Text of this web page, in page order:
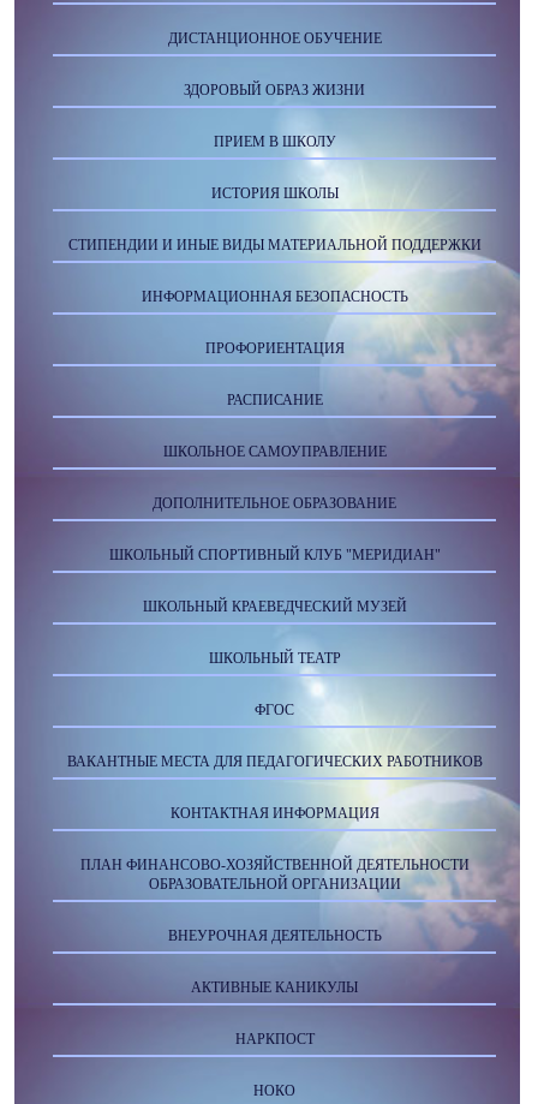
ДИСТАНЦИОННОЕ ОБУЧЕНИЕ
ЗДОРОВЫЙ ОБРАЗ ЖИЗНИ
ПРИЕМ В ШКОЛУ
ИСТОРИЯ ШКОЛЫ
СТИПЕНДИИ И ИНЫЕ ВИДЫ МАТЕРИАЛЬНОЙ ПОДДЕРЖКИ
ИНФОРМАЦИОННАЯ БЕЗОПАСНОСТЬ
ПРОФОРИЕНТАЦИЯ
РАСПИСАНИЕ
ШКОЛЬНОЕ САМОУПРАВЛЕНИЕ
ДОПОЛНИТЕЛЬНОЕ ОБРАЗОВАНИЕ
ШКОЛЬНЫЙ СПОРТИВНЫЙ КЛУБ "МЕРИДИАН"
ШКОЛЬНЫЙ КРАЕВЕДЧЕСКИЙ МУЗЕЙ
ШКОЛЬНЫЙ ТЕАТР
ФГОС
ВАКАНТНЫЕ МЕСТА ДЛЯ ПЕДАГОГИЧЕСКИХ РАБОТНИКОВ
КОНТАКТНАЯ ИНФОРМАЦИЯ
ПЛАН ФИНАНСОВО-ХОЗЯЙСТВЕННОЙ ДЕЯТЕЛЬНОСТИ
ОБРАЗОВАТЕЛЬНОЙ ОРГАНИЗАЦИИ
ВНЕУРОЧНАЯ ДЕЯТЕЛЬНОСТЬ
АКТИВНЫЕ КАНИКУЛЫ
НАРКПОСТ
НОКО